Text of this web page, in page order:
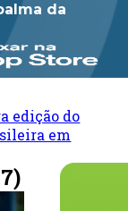
da
edição do
em